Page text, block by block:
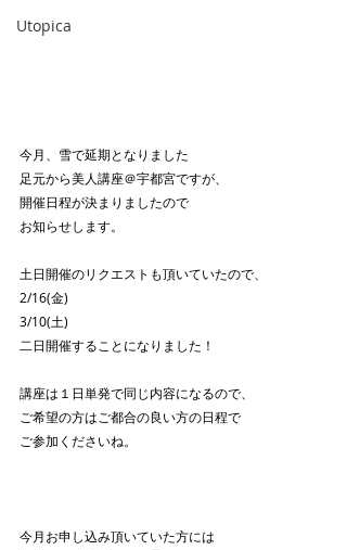
Utopica
今月、雪で延期となりました
足元から美人講座＠宇都宮ですが、
開催日程が決まりましたので
お知らせします。
土日開催のリクエストも頂いていたので、
2/16(金)
3/10(土)
二日開催することになりました！
講座は１日単発で同じ内容になるので、
ご希望の方はご都合の良い方の日程で
ご参加くださいね。
今月お申し込み頂いていた方には